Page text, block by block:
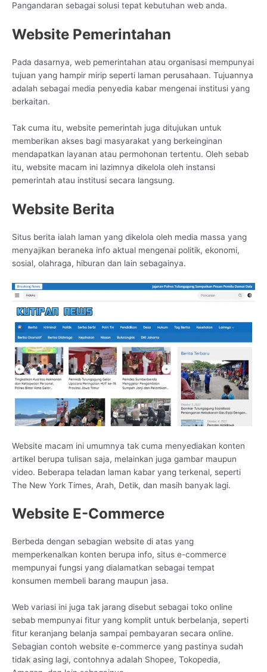
Pangandaran sebagai solusi tepat kebutuhan web anda.
Website Pemerintahan
Pada dasarnya, web pemerintahan atau organisasi mempunyai
tujuan yang hampir mirip seperti laman perusahaan. Tujuannya
adalah sebagai media penyedia kabar mengenai institusi yang
berkaitan.
Tak cuma itu, website pemerintah juga ditujukan untuk
memberikan akses bagi masyarakat yang berkeinginan
mendapatkan layanan atau permohonan tertentu. Oleh sebab
itu, website macam ini lazimnya dikelola oleh instansi
pemerintah atau institusi secara langsung.
Website Berita
Situs berita ialah laman yang dikelola oleh media massa yang
menyajikan beraneka info aktual mengenai politik, ekonomi,
sosial, olahraga, hiburan dan lain sebagainya.
Website macam ini umumnya tak cuma menyediakan konten
artikel berupa tulisan saja, melainkan juga gambar maupun
video. Beberapa teladan laman kabar yang terkenal, seperti
The New York Times, Arah, Detik, dan masih banyak lagi.
Website E-Commerce
Berbeda dengan sebagian website di atas yang
memperkenalkan konten berupa info, situs e-commerce
mempunyai fungsi yang dialamatkan sebagai tempat
konsumen membeli barang maupun jasa.
Web variasi ini juga tak jarang disebut sebagai toko online
sebab mempunyai fitur yang komplit untuk berbelanja, seperti
fitur keranjang belanja sampai pembayaran secara online.
Sebagian contoh website e-commerce yang pastinya sudah
tidak asing lagi, contohnya adalah Shopee, Tokopedia,